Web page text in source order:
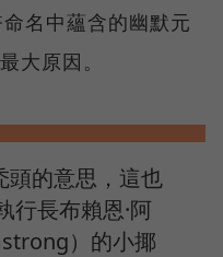
名中蘊含的幽默元
大原因。
頭的意思，這也
行長布賴恩·阿
）的小揶